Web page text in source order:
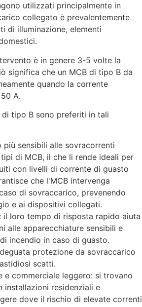
utilizzati principalmente in
collegato è prevalentemente
di illuminazione, elementi
è in genere 3-5 volte la
significa che un MCB di tipo B da
quando la corrente
A.
di tipo B sono preferiti in tali
più sensibili alle sovracorrenti
di MCB, il che li rende ideali per
con livelli di corrente di guasto
che l'MCB intervenga
di sovraccarico, prevenendo
e ai dispositivi collegati.
il loro tempo di risposta rapido aiuta
alle apparecchiature sensibili e
incendio in caso di guasto.
protezione da sovraccarico
scatti.
e commerciale leggero: si trovano
installazioni residenziali e
dove il rischio di elevate correnti